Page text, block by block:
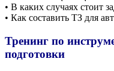
• В каких случаях стоит
• Как составить ТЗ для
Тренинг по
подготовки